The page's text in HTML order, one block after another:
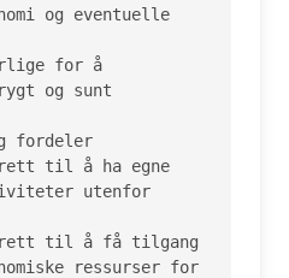
og eventuelle
for å
og sunt
fordeler
rett til å ha egne
utenfor
rett til å få tilgang
ressurser for